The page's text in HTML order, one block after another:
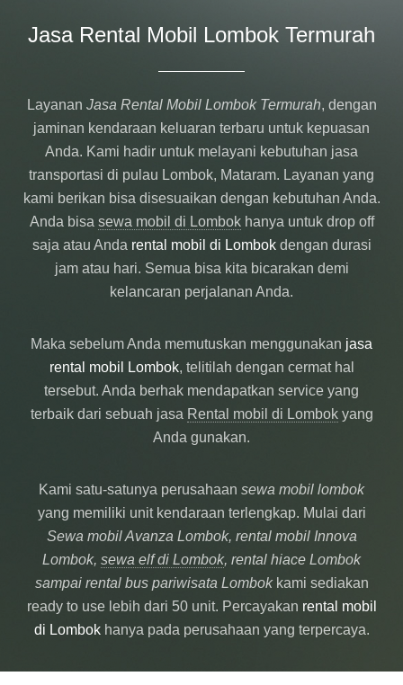
Jasa Rental Mobil Lombok Termurah
Layanan Jasa Rental Mobil Lombok Termurah, dengan
jaminan kendaraan keluaran terbaru untuk kepuasan
Anda. Kami hadir untuk melayani kebutuhan jasa
transportasi di pulau Lombok, Mataram. Layanan yang
kami berikan bisa disesuaikan dengan kebutuhan Anda.
Anda bisa sewa mobil di Lombokhanya untuk drop off
saja atau Anda rental mobil di Lombokdengan durasi
jam atau hari. Semua bisa kita bicarakan demi
kelancaran perjalanan Anda.
Maka sebelum Anda memutuskan menggunakan jasa
rental mobil Lombok, telitilah dengan cermat hal
tersebut. Anda berhak mendapatkan service yang
terbaik dari sebuah jasa Rental mobil di Lombokyang
Anda gunakan.
Kami satu-satunya perusahaan sewa mobil lombok
yang memiliki unit kendaraan terlengkap. Mulai dari
Sewa mobil Avanza Lombok, rental mobil Innova
Lombok, sewa elf di Lombok, rental hiace Lombok
sampai rental bus pariwisata Lombokkami sediakan
ready to use lebih dari 50 unit. Percayakan rental mobil
di Lombokhanya pada perusahaan yang terpercaya.